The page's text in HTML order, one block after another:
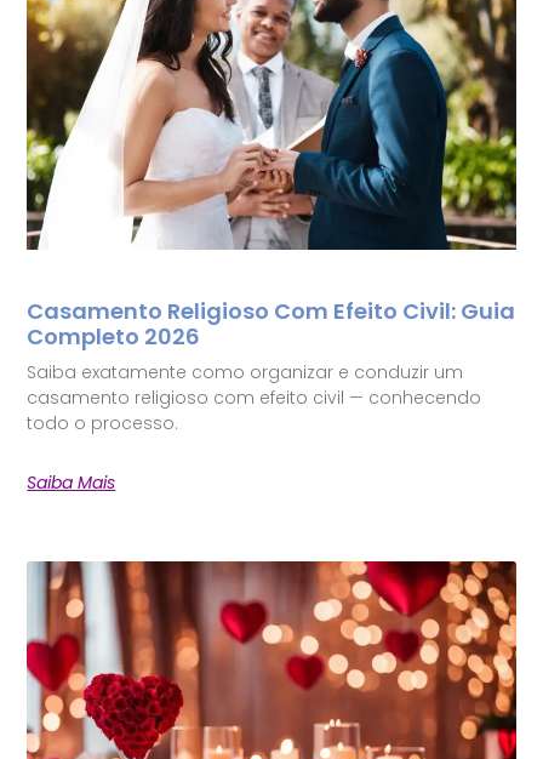
Casamento Religioso Com Efeito Civil: Guia
Completo 2026
Saiba exatamente como organizar e conduzir um
casamento religioso com efeito civil — conhecendo
todo o processo.
Saiba Mais